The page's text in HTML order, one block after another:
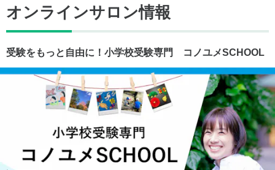
オンラインサロン情報
受験をもっと自由に！小学校受験専門 コノユメSCHOOL